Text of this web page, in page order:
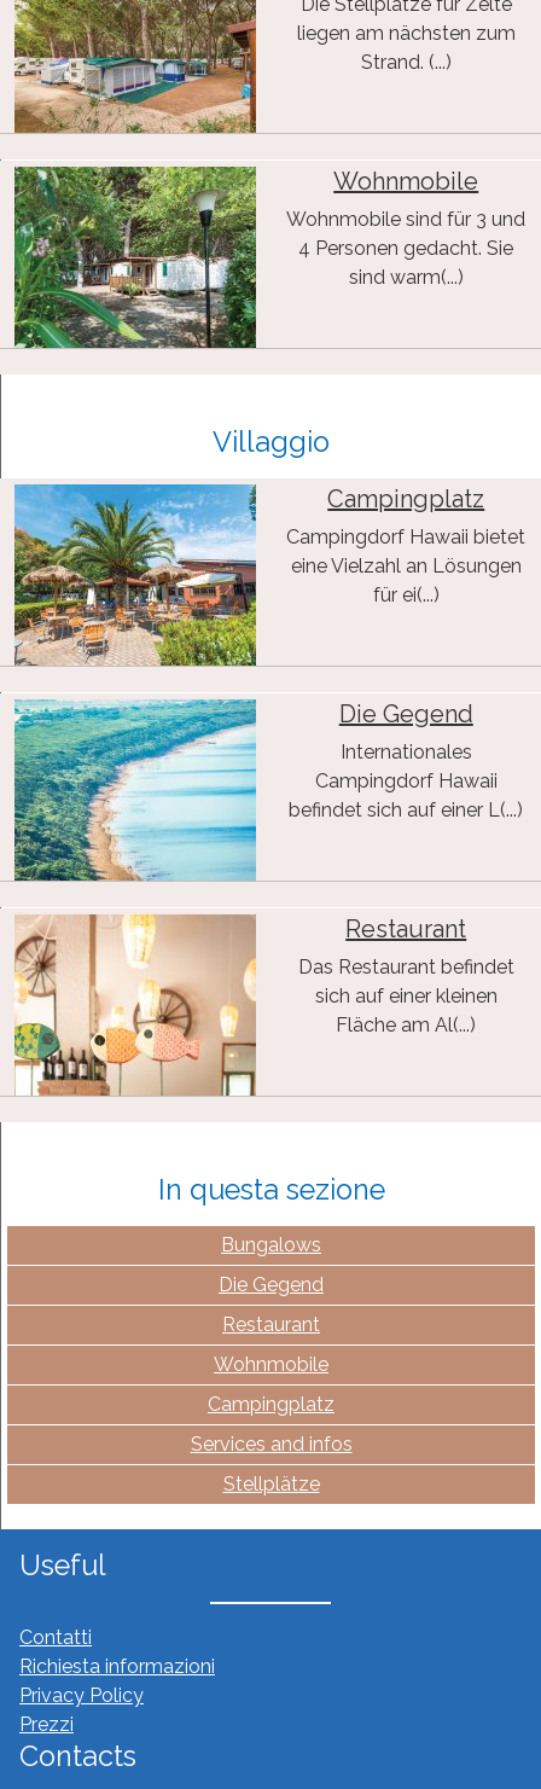
liegen am nächsten zum
Strand. (...)
Wohnmobile
Wohnmobile sind für 3 und
4 Personen gedacht. Sie
sind warm(...)
Villaggio
Campingplatz
Campingdorf Hawaii bietet
eine Vielzahl an Lösungen
für ei(...)
Die Gegend
Internationales
Campingdorf Hawaii
befindet sich auf einer L(...)
Restaurant
Das Restaurant befindet
sich auf einer kleinen
Fläche am Al(...)
In questa sezione
Bungalows
Die Gegend
Restaurant
Wohnmobile
Campingplatz
Services and infos
Stellplätze
Useful
Contatti
Richiesta informazioni
Privacy Policy
Prezzi
Contacts